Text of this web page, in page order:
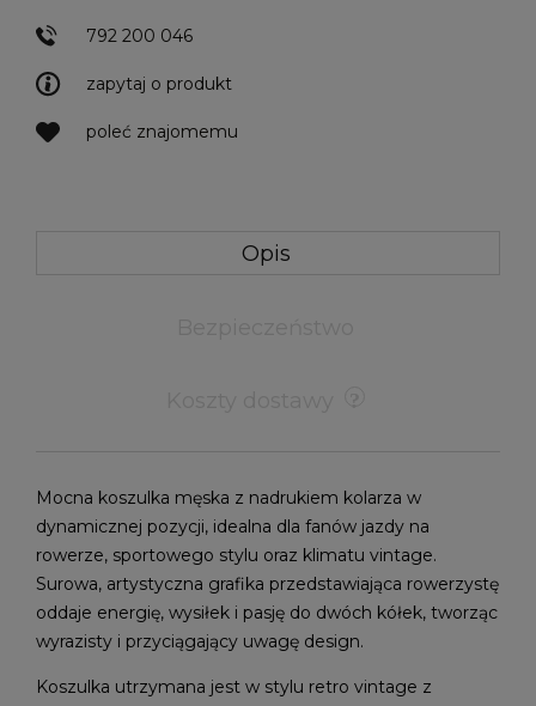
zapytaj o produkt
poleć znajomemu
792 200 046
Opis
Mocna koszulka męska z nadrukiem kolarza w
dynamicznej pozycji, idealna dla fanów jazdy na
rowerze, sportowego stylu oraz klimatu vintage.
Surowa, artystyczna grafika przedstawiająca rowerzystę
oddaje energię, wysiłek i pasję do dwóch kółek, tworząc
wyrazisty i przyciągający uwagę design.
Koszulka utrzymana jest w stylu retro vintage z